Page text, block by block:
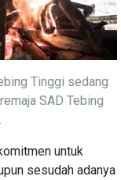
Tinggi sedang
SAD Tebing
untuk
sesudah adanya